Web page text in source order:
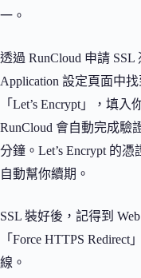
一。
透過 RunCloud 申請
Application 設定頁面中
「Let’s Encrypt」，填
RunCloud 會自動完成驗
分鐘。Let’s Encrypt 的
自動幫你續期。
SSL 裝好後，記得到
「Force HTTPS
線。